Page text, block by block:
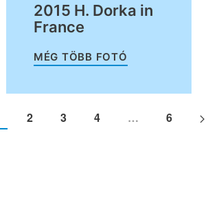
2015 H. Dorka in
France
MÉG TÖBB FOTÓ
2 3 4 … 6